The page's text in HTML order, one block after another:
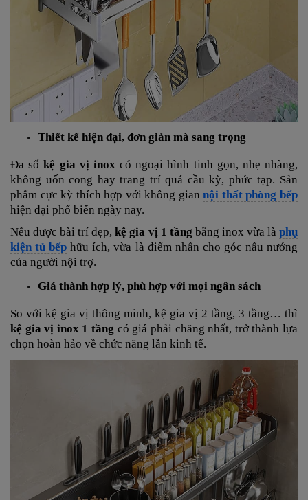
Thiết kế hiện đại, đơn giản mà sang trọng
Đa sốkệ gia vị inox có ngoại hình tinh gọn, nhẹ nhàng,
không uốn cong hay trang trí quá cầu kỳ, phức tạp. Sản
phẩm cực kỳ thích hợp với không giannội thất phòng bếp
hiện đại phổ biến ngày nay.
Nếu được bài trí đẹp,kệ gia vị 1 tầng bằng inox vừa làphụ
kiện tủ bếp hữu ích, vừa là điểm nhấn cho góc nấu nướng
của người nội trợ.
Giá thành hợp lý, phù hợp với mọi ngân sách
So với kệ gia vị thông minh, kệ gia vị 2 tầng, 3 tầng… thì
kệ gia vị inox 1 tầng có giá phải chăng nhất, trở thành lựa
chọn hoàn hảo về chức năng lẫn kinh tế.